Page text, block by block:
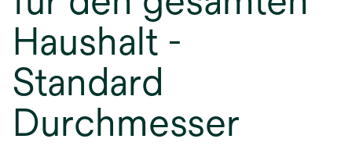
Haushalt -
Standard
Durchmesser